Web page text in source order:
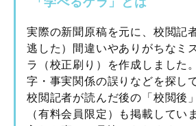
実際の新聞原稿を元に、校閲記
逃した）間違いやありがちなミ
ラ（校正刷り）を作成しました
字・事実関係の誤りなどを探し
校閲記者が読んだ後の「校閲後
（有料会員限定）も掲載してい